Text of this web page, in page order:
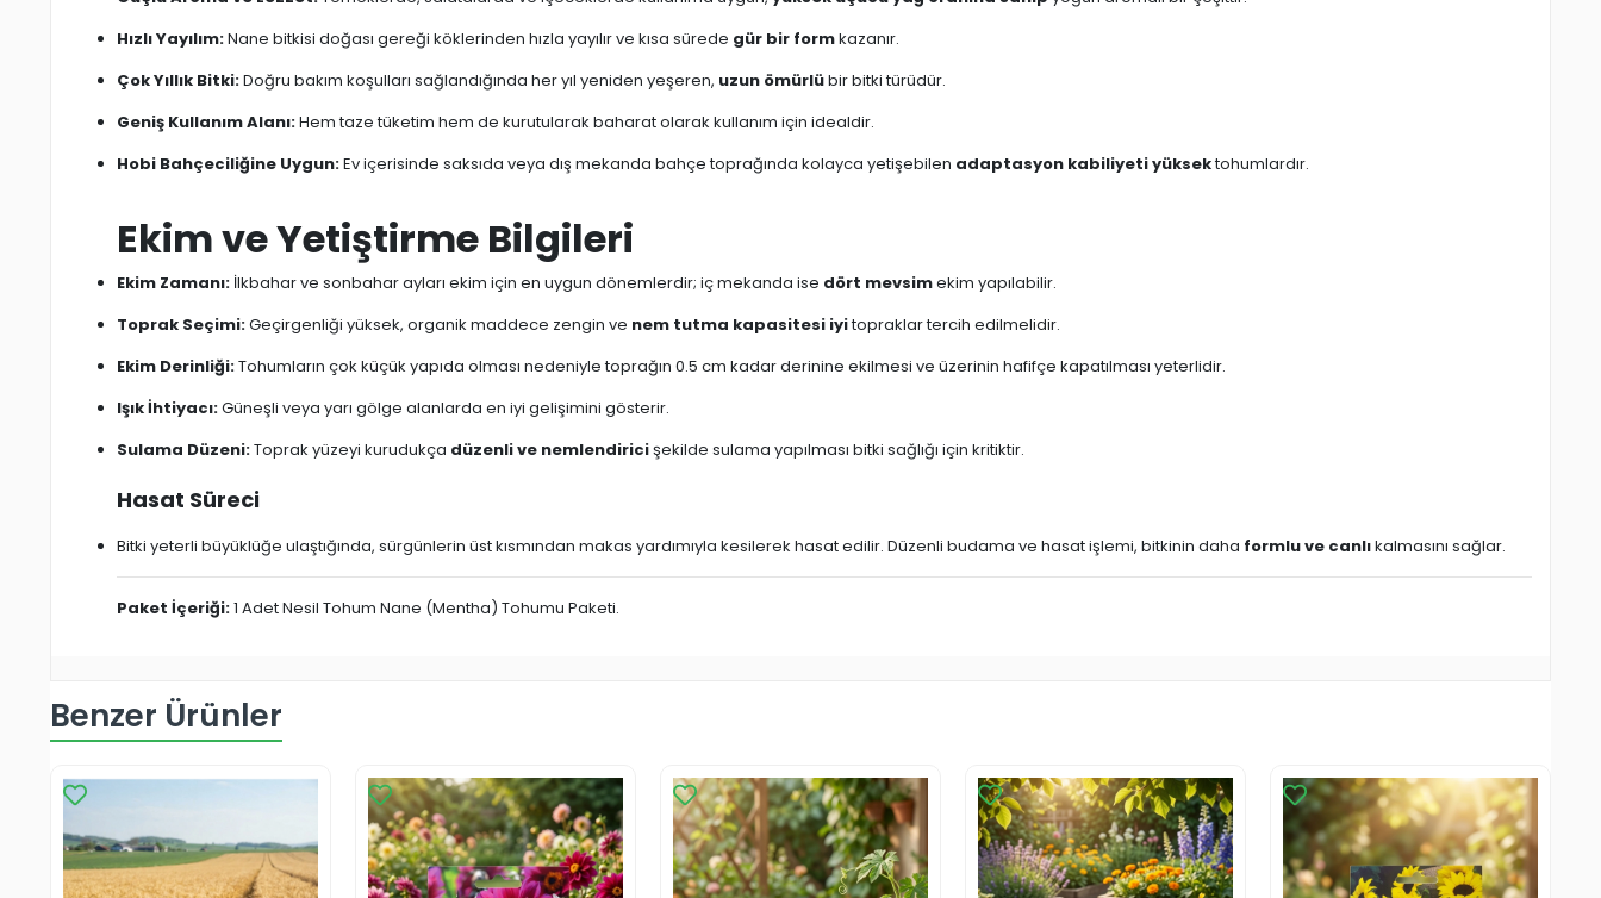
Hızlı Yayılım:Nane bitkisi doğası gereği köklerinden hızla yayılır ve kısa sürede gür bir formkazanır.
Çok Yıllık Bitki:Doğru bakım koşulları sağlandığında her yıl yeniden yeşeren, uzun ömürlübir bitki türüdür.
Geniş Kullanım Alanı:Hem taze tüketim hem de kurutularak baharat olarak kullanım için idealdir.
Hobi Bahçeciliğine Uygun:Ev içerisinde saksıda veya dış mekanda bahçe toprağında kolayca yetişebilen adaptasyon kabiliyeti yüksektohumlardır.
Ekim ve Yetiştirme Bilgileri
Ekim Zamanı: İlkbahar ve sonbahar ayları ekim için en uygun dönemlerdir; iç mekanda ise dört mevsimekim yapılabilir.
Toprak Seçimi:Geçirgenliği yüksek, organik maddece zengin ve nem tutma kapasitesi iyitopraklar tercih edilmelidir.
Ekim Derinliği:Tohumların çok küçük yapıda olması nedeniyle toprağın 0.5 cm kadar derinine ekilmesi ve üzerinin hafifçe kapatılması yeterlidir.
Işık İhtiyacı:Güneşli veya yarı gölge alanlarda en iyi gelişimini gösterir.
Sulama Düzeni:Toprak yüzeyi kurudukça düzenli ve nemlendiricişekilde sulama yapılması bitki sağlığı için kritiktir.
Hasat Süreci
Bitki yeterli büyüklüğe ulaştığında, sürgünlerin üst kısmından makas yardımıyla kesilerek hasat edilir. Düzenli budama ve hasat işlemi, bitkinin daha formlu ve canlıkalmasını sağlar.
Paket İçeriği:1 Adet Nesil Tohum Nane (Mentha) Tohumu Paketi.
Benzer Ürünler